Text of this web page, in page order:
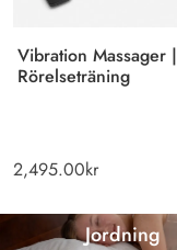
Vibration Massager |
Rörelseträning
2,495.00kr
Jordning